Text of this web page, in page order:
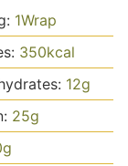
1Wrap
350kcal
12g
25g
g